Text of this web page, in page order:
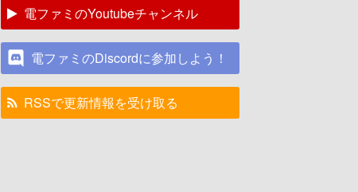
電ファミのYoutubeチャンネル
電ファミのDiscordに参加しよう！
RSSで更新情報を受け取る